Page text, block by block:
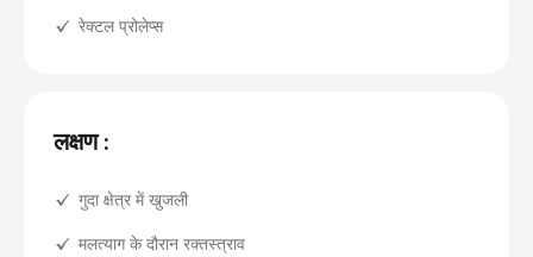
रेक्टल प्रोलेप्स
लक्षण :
गुदा क्षेत्र में खुजली
मलत्याग के दौरान रक्तस्त्राव